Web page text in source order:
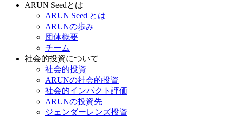
ARUN Seedとは
ARUN Seed とは
ARUNの歩み
団体概要
チーム
社会的投資について
社会的投資
ARUNの社会的投資
社会的インパクト評価
ARUNの投資先
ジェンダーレンズ投資